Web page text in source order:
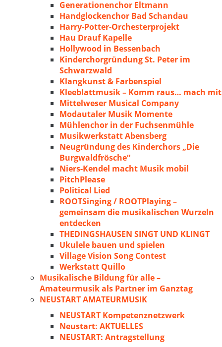
Generationenchor Eltmann
Handglockenchor Bad Schandau
Harry-Potter-Orchesterprojekt
Hau Drauf Kapelle
Hollywood in Bessenbach
Kinderchorgründung St. Peter im
Schwarzwald
Klangkunst & Farbenspiel
Kleeblattmusik – Komm raus… mach mit
Mittelweser Musical Company
Modautaler Musik Momente
Mühlenchor in der Fuchsenmühle
Musikwerkstatt Abensberg
Neugründung des Kinderchors „Die
Burgwaldfrösche“
Niers-Kendel macht Musik mobil
PitchPlease
Political Lied
ROOTSinging / ROOTPlaying –
gemeinsam die musikalischen Wurzeln
entdecken
THEDINGSHAUSEN SINGT UND KLINGT
Ukulele bauen und spielen
Village Vision Song Contest
Werkstatt Quillo
Musikalische Bildung für alle –
Amateurmusik als Partner im Ganztag
NEUSTART AMATEURMUSIK
NEUSTART Kompetenznetzwerk
Neustart: AKTUELLES
NEUSTART: Antragstellung